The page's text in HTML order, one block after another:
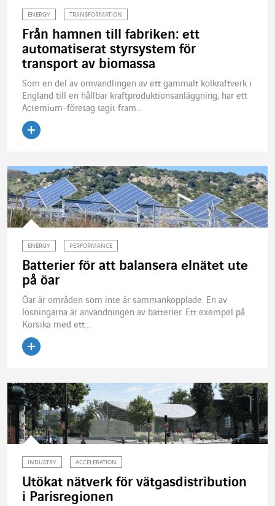
ENERGY TRANSFORMATION
Från hamnen till fabriken: ett
automatiserat styrsystem för
transport av biomassa
Som en del av omvandlingen av ett gammalt kolkraftverk i
England till en hållbar kraftproduktionsanläggning, har ett
Actemium-företag tagit fram...
ENERGY PERFORMANCE
Batterier för att balansera elnätet ute
på öar
Öar är områden som inte är sammankopplade. En av
lösningarna är användningen av batterier. Ett exempel på
Korsika med ett...
INDUSTRY ACCELERATION
Utökat nätverk för vätgasdistribution
i Parisregionen